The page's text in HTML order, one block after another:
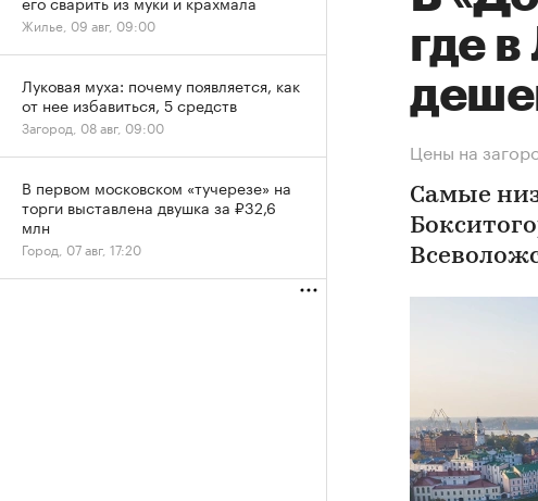
где
Цены на
Самые
Жилье, 09 авг, 09:00
Луковая муха: почему появляется, как
от нее избавиться, 5 средств
Загород, 08 авг, 09:00
В первом московском «тучерезе» на
торги выставлена двушка за ₽32,6
млн
Город, 07 авг, 17:20